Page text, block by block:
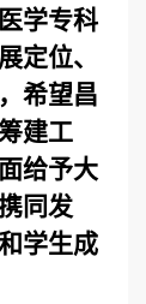
学专科
定位、
希望昌
建工
给予大
同发
学生成